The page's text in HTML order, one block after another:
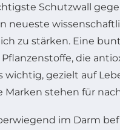
Schutzwall
neueste
zu stärken. Eine
die
wichtig, gezielt auf
Marken stehen für
im Darm